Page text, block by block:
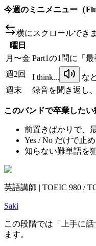
今週のミニメニュー（
横にスクロールでき
曜日
月〜金 Part1の1問に「
週2回
I think... な
週末
録音を聞き返し
このバンドで卒業したい
前置きばかりで、
Yes / No だけで止
知らない難単語を
英語講師 | TOEIC 980 /
Saki
この段階では「上手に
ます。